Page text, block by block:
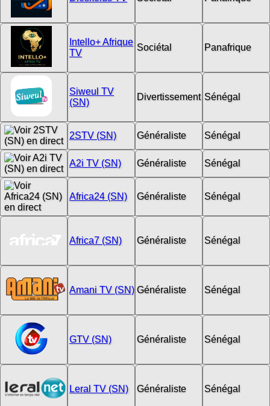
Intello+ Afrique
TV
Sociétal Panafrique
Siweul TV
(SN)
Divertissement Sénégal
2STV (SN) Généraliste Sénégal
A2i TV (SN) Généraliste Sénégal
Africa24 (SN) Généraliste Sénégal
Africa7 (SN) Généraliste Sénégal
Amani TV (SN) Généraliste Sénégal
GTV (SN) Généraliste Sénégal
Leral TV (SN) Généraliste Sénégal